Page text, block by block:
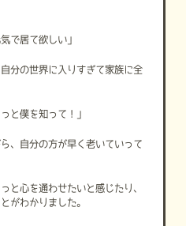
で居て欲しい」
分の世界に入りすぎて家族に全
と僕を知って！」
、自分の方が早く老いていって
と心を通わせたいと感じたり、
がわかりました。